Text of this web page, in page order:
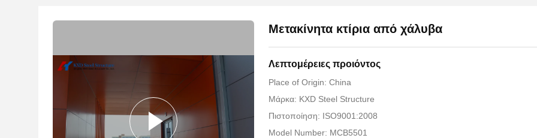
Μετακίνητα κτίρια από χάλυβα
Λεπτομέρειες προιόντος
Place of Origin: China
Μάρκα: KXD Steel Structure
Πιστοποίηση: ISO9001:2008
Model Number: MCB5501